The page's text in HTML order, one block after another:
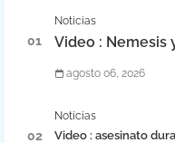
Noticias
Video : Nemesis
agosto 06, 2026
Noticias
Video : asesinato